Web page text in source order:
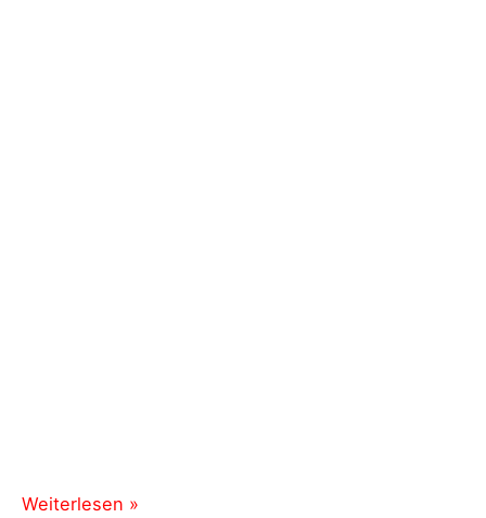
Benefiztag
Weiterlesen »